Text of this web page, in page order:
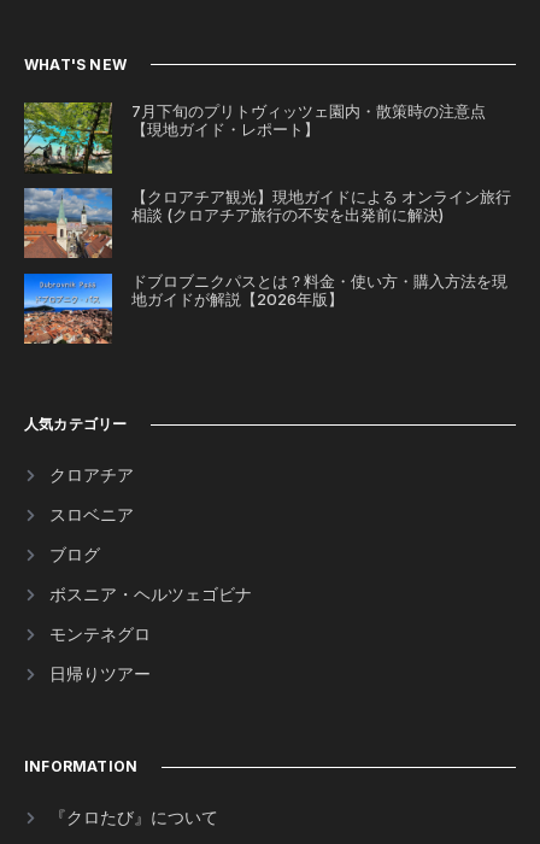
WHAT'S NEW
7月下旬のプリトヴィッツェ園内・散策時の注意点
【現地ガイド・レポート】
【クロアチア観光】現地ガイドによる オンライン旅行
相談 (クロアチア旅行の不安を出発前に解決)
ドブロブニクパスとは？料金・使い方・購入方法を現
地ガイドが解説【2026年版】
人気カテゴリー
クロアチア
スロベニア
ブログ
ボスニア・ヘルツェゴビナ
モンテネグロ
日帰りツアー
INFORMATION
『クロたび』について